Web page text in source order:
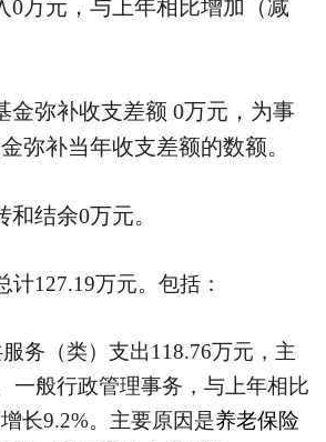
0万元，与上年相比增加（减
金弥补收支差额 0万元，为事
弥补当年收支差额的数额。
和结余0万元。
计127.19万元。包括：
服务（类）支出118.76万元，主
一般行政管理事务，与上年相比
长9.2%。主要原因是养老保险